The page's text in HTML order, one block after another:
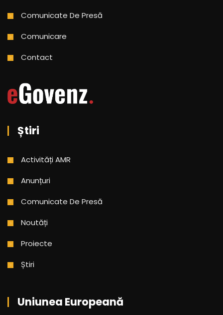
Comunicate De Presă
Comunicare
Contact
Știri
Activități AMR
Anunțuri
Comunicate De Presă
Noutăți
Proiecte
Știri
Uniunea Europeană